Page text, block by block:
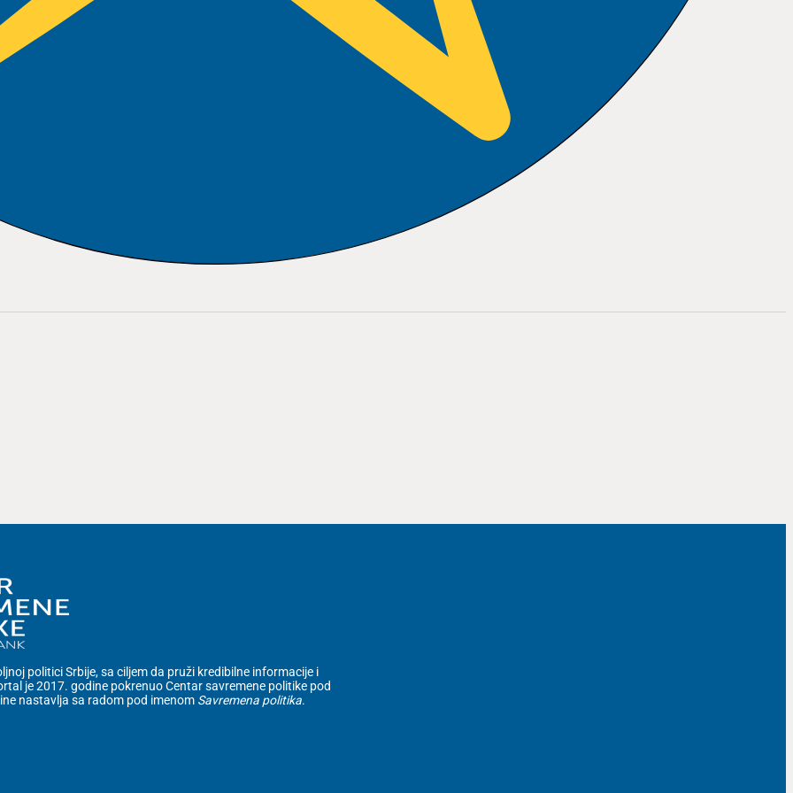
politici Srbije, sa ciljem da pruži kredibilne informacije i
je 2017. godine pokrenuo Centar savremene politike pod
nastavlja sa radom pod imenom Savremena politika.